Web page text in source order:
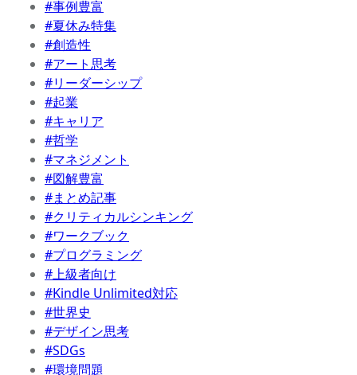
#事例豊富
#夏休み特集
#創造性
#アート思考
#リーダーシップ
#起業
#キャリア
#哲学
#マネジメント
#図解豊富
#まとめ記事
#クリティカルシンキング
#ワークブック
#プログラミング
#上級者向け
#Kindle Unlimited対応
#世界史
#デザイン思考
#SDGs
#環境問題